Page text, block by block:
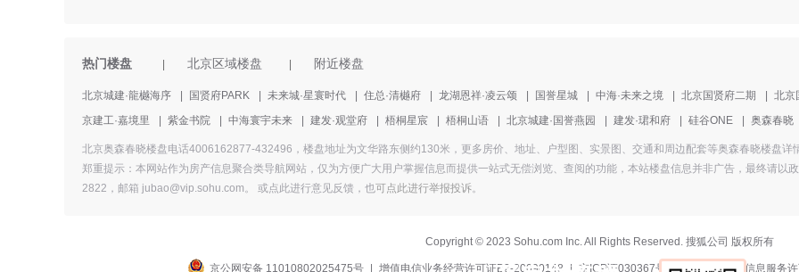
热门楼盘 北京区域楼盘 附近楼盘
北京城建·龍樾海序 国贤府PARK 未来城·星寰时代 住总·清樾府 龙湖恩祥·凌云颂 国誉星城 中海·未来之境 北京国贤府二期 北京
京建工·嘉境里
紫金书院 中海寰宇未来 建发·观堂府 梧桐星宸 梧桐山语 北京城建·国誉燕园 建发·珺和府 硅谷ONE 奥森春晓
北京奥森春晓楼盘电话4006162877-432496，楼盘地址为文华路东侧约130米，更多房价、地址、户型图、实景图、交通和周边配套等奥森春晓楼盘详
郑重提示：本网站作为房产信息聚合类导航网站，仅为方便广大用户掌握信息而提供一站式无偿浏览、查阅的功能，本站楼盘信息并非广告，最终请以
2822，邮箱 jubao@vip.sohu.com。 或点此进行意见反馈， 也可点此进行举报投诉。
Copyright©2023 Sohu.com Inc. All Rights Reserved. 搜狐公司 版权所有
京公网安备 11010802025475号 增值电信业务经营许可证B2-20090148 | 京ICP证030367号-5 互联网新闻信息服务